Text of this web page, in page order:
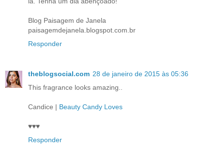
Blog Paisagem de Janela
paisagemdejanela.blogspot.com.br
Responder
theblogsocial.com 28 de janeiro de 2015 às 05:36
This fragrance looks amazing..
Candice | Beauty Candy Loves
♥♥♥
Responder